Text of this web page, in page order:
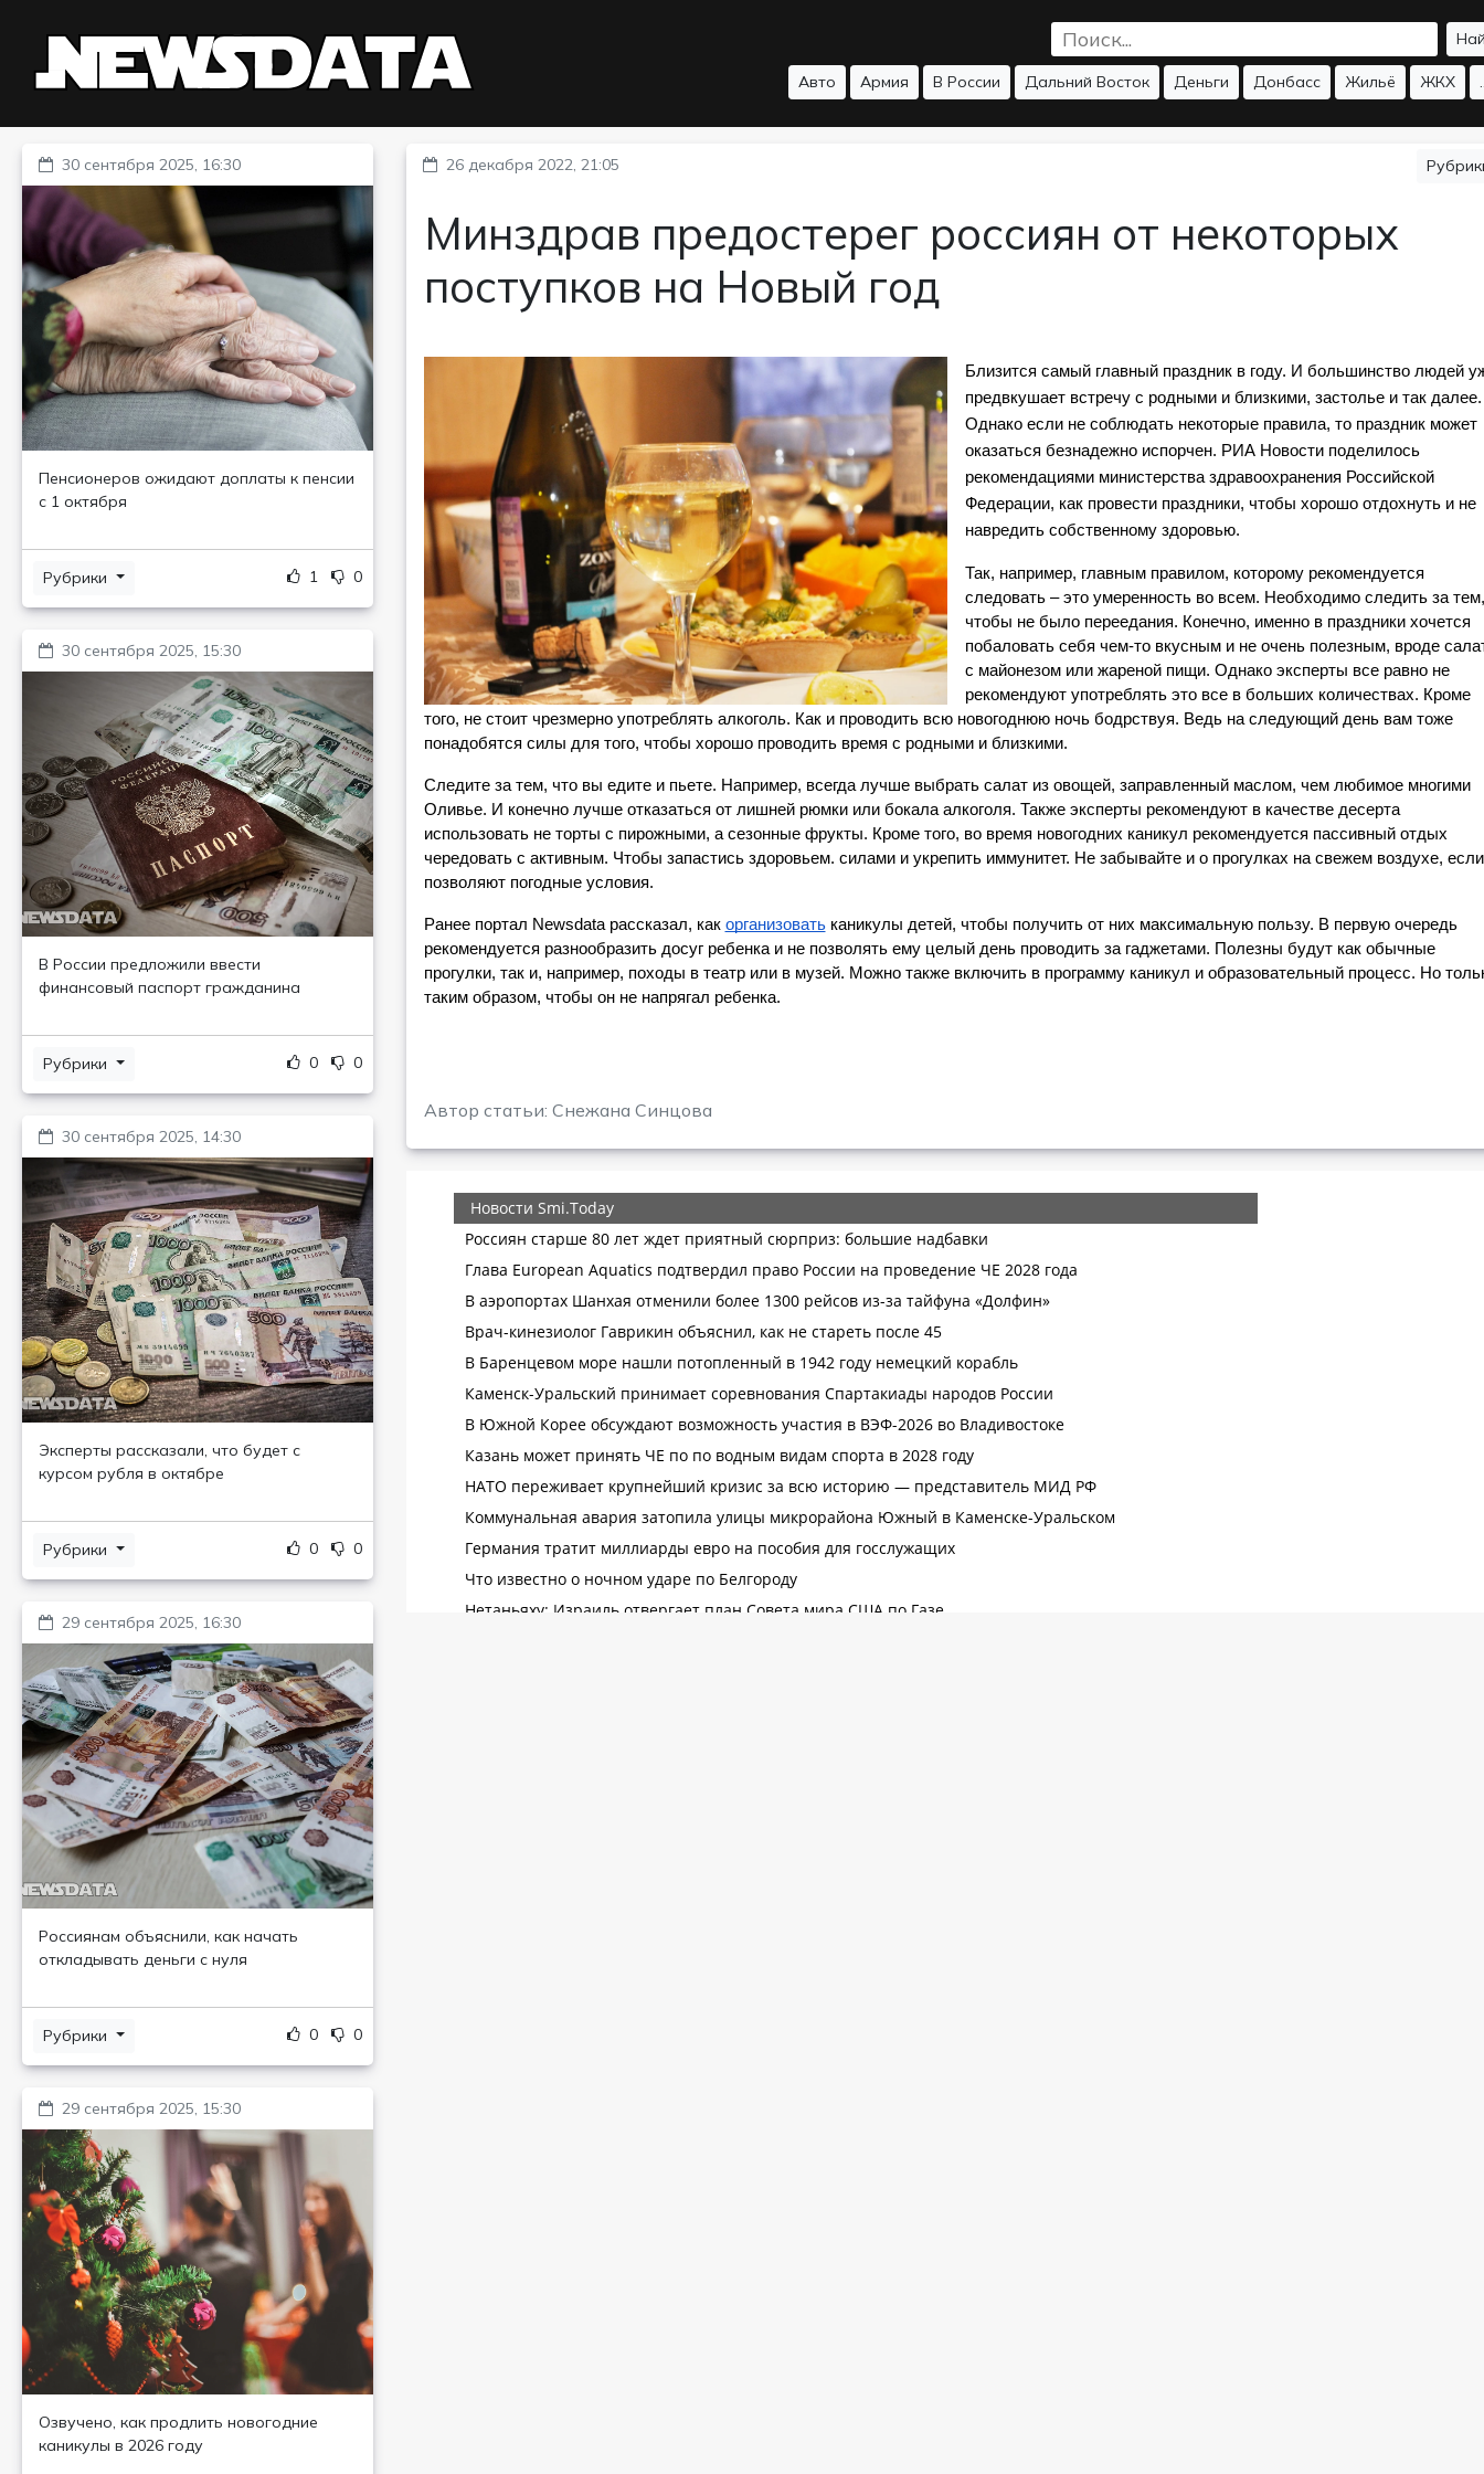
Авто Армия В России Дальний Восток Деньги Донбасс Жильё ЖКХ
30 сентября 2025, 16:30
Пенсионеров ожидают доплаты к пенсии
с 1 октября
Рубрики 1 0
30 сентября 2025, 15:30
В России предложили ввести
финансовый паспорт гражданина
Рубрики 0 0
30 сентября 2025, 14:30
Эксперты рассказали, что будет с
курсом рубля в октябре
Рубрики 0 0
29 сентября 2025, 16:30
Россиянам объяснили, как начать
откладывать деньги с нуля
Рубрики 0 0
29 сентября 2025, 15:30
Озвучено, как продлить новогодние
каникулы в 2026 году
26 декабря 2022, 21:05
Минздрав предостерег россиян от некоторых
поступков на Новый год
Близится самый главный праздник в году. И большинство людей
предвкушает встречу с родными и близкими, застолье и так далее.
Однако если не соблюдать некоторые правила, то праздник может
оказаться безнадежно испорчен. РИА Новости поделилось
рекомендациями министерства здравоохранения Российской
Федерации, как провести праздники, чтобы хорошо отдохнуть и не
навредить собственному здоровью.
Так, например, главным правилом, которому рекомендуется
следовать – это умеренность во всем. Необходимо следить за тем,
чтобы не было переедания. Конечно, именно в праздники хочется
побаловать себя чем-то вкусным и не очень полезным, вроде
с майонезом или жареной пищи. Однако эксперты все равно не
рекомендуют употреблять это все в больших количествах. Кроме
того, не стоит чрезмерно употреблять алкоголь. Как и проводить всю новогоднюю ночь бодрствуя. Ведь на следующий день вам тоже
понадобятся силы для того, чтобы хорошо проводить время с родными и близкими.
Следите за тем, что вы едите и пьете. Например, всегда лучше выбрать салат из овощей, заправленный маслом, чем любимое многими
Оливье. И конечно лучше отказаться от лишней рюмки или бокала алкоголя. Также эксперты рекомендуют в качестве десерта
использовать не торты с пирожными, а сезонные фрукты. Кроме того, во время новогодних каникул рекомендуется пассивный отдых
чередовать с активным. Чтобы запастись здоровьем. силами и укрепить иммунитет. Не забывайте и о прогулках на свежем воздухе, если
позволяют погодные условия.
Ранее портал Newsdata рассказал, как организовать каникулы детей, чтобы получить от них максимальную пользу. В первую очередь
рекомендуется разнообразить досуг ребенка и не позволять ему целый день проводить за гаджетами. Полезны будут как обычные
прогулки, так и, например, походы в театр или в музей. Можно также включить в программу каникул и образовательный процесс. Но
таким образом, чтобы он не напрягал ребенка.
Автор статьи: Снежана Синцова